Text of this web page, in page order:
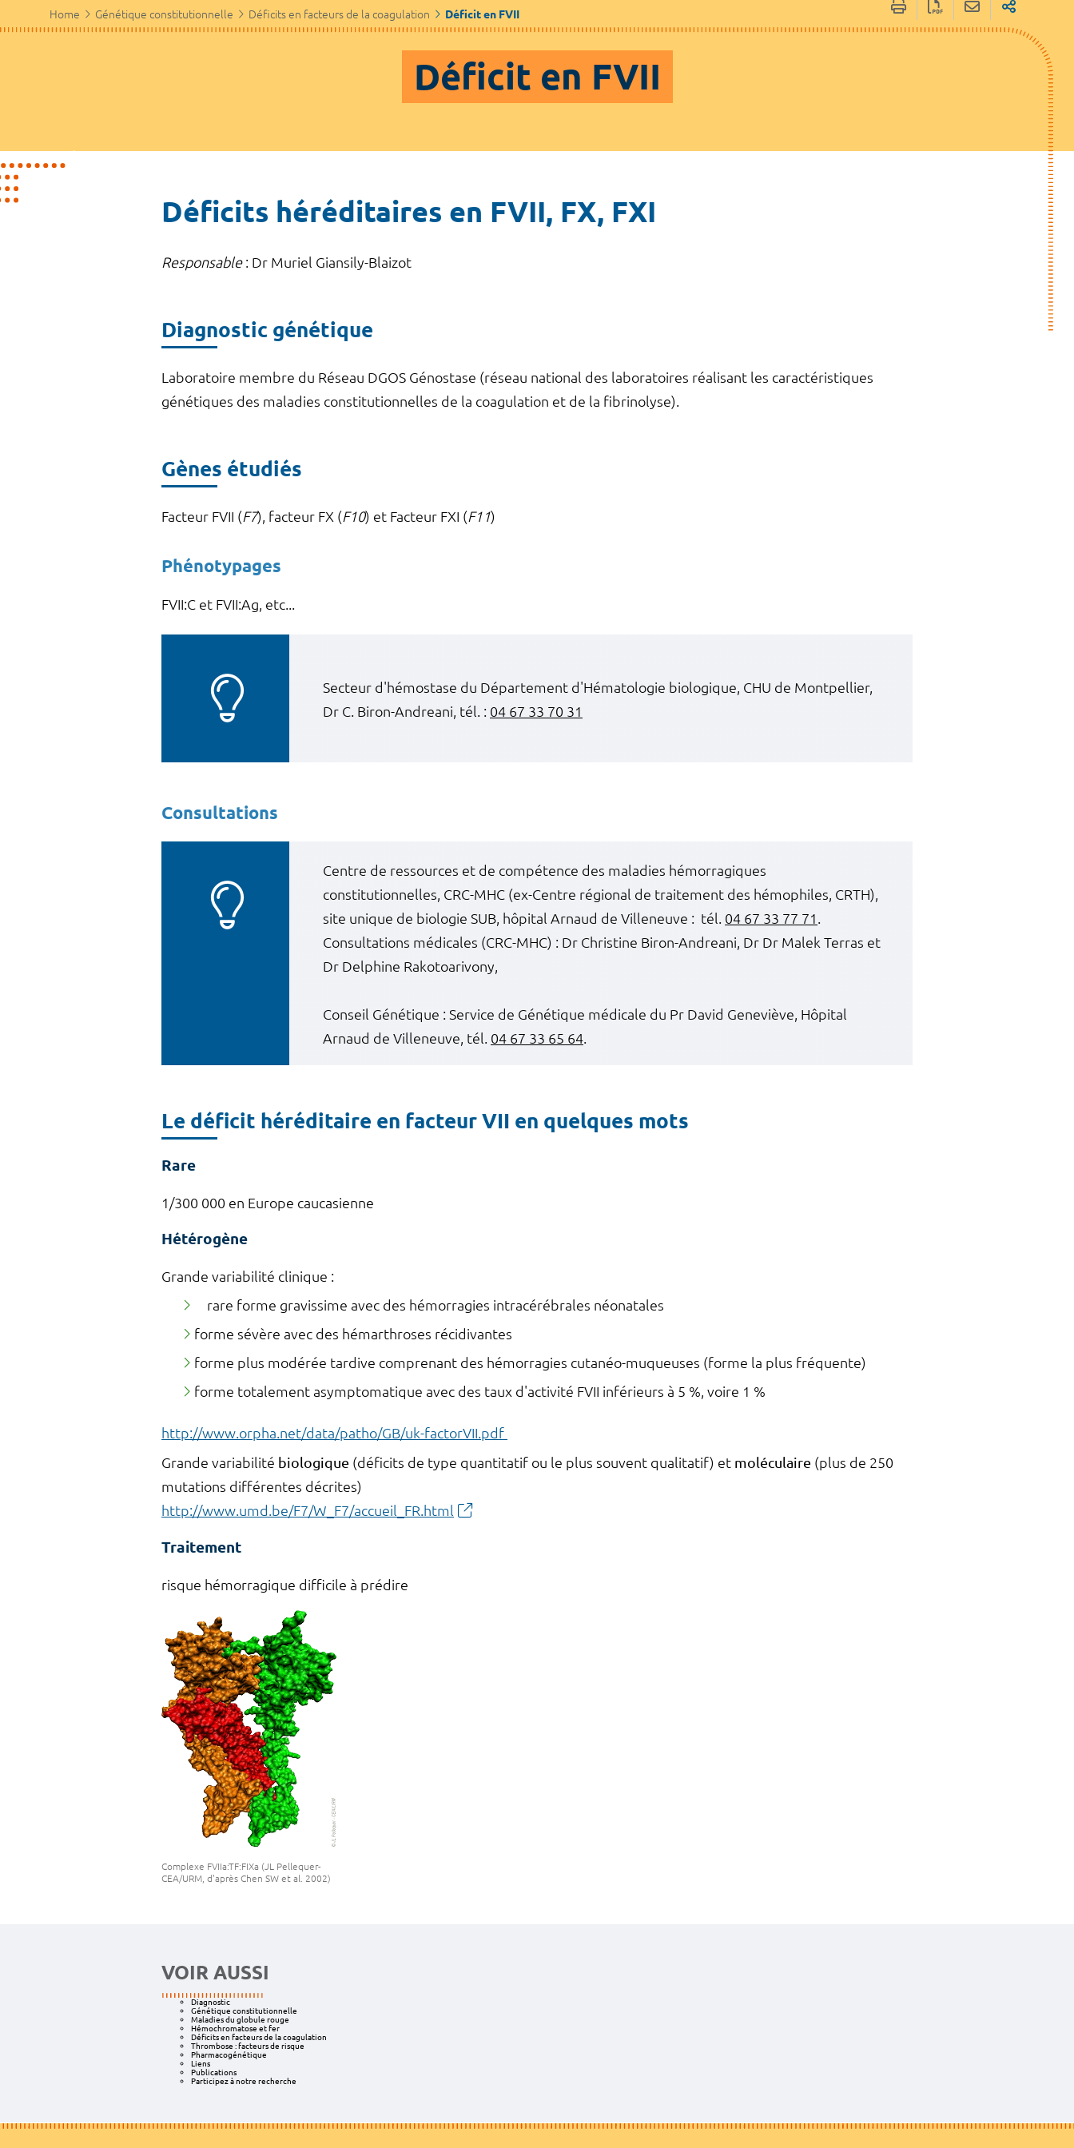
Home Génétique constitutionnelle Déficits en facteurs de la coagulation Déficit en FVII
Déficit en FVII
Déficits héréditaires en FVII, FX, FXI
Responsable: Dr Muriel Giansily-Blaizot
Diagnostic génétique
Laboratoire membre du Réseau DGOS Génostase (réseau national des laboratoires réalisant les caractéristiques
génétiques des maladies constitutionnelles de la coagulation et de la fibrinolyse).
Gènes étudiés
Facteur FVII (F7), facteur FX (F10) et Facteur FXI (F11)
Phénotypages
FVII:C et FVII:Ag, etc...
Secteur d'hémostase du Département d'Hématologie biologique, CHU de Montpellier,
Dr C. Biron-Andreani, tél. : 04 67 33 70 31
Consultations
Centre de ressources et de compétence des maladies hémorragiques
constitutionnelles, CRC-MHC (ex-Centre régional de traitement des hémophiles, CRTH),
site unique de biologie SUB, hôpital Arnaud de Villeneuve : tél. 04 67 33 77 71 .
Consultations médicales (CRC-MHC) : Dr Christine Biron-Andreani, Dr Dr Malek Terras et
Dr Delphine Rakotoarivony,
Conseil Génétique : Service de Génétique médicale du Pr David Geneviève, Hôpital
Arnaud de Villeneuve, tél. 04 67 33 65 64.
Le déficit héréditaire en facteur VII en quelques mots
Rare
1/300 000 en Europe caucasienne
Hétérogène
Grande variabilité clinique :
rare forme gravissime avec des hémorragies intracérébrales néonatales
forme sévère avec des hémarthroses récidivantes
forme plus modérée tardive comprenant des hémorragies cutanéo-muqueuses (forme la plus fréquente)
forme totalement asymptomatique avec des taux d'activité FVII inférieurs à 5 %, voire 1 %
http://www.orpha.net/data/patho/GB/uk-factorVII.pdf
Grande variabilité biologique (déficits de type quantitatif ou le plus souvent qualitatif) et moléculaire (plus de 250
mutations différentes décrites)
http://www.umd.be/F7/W_F7/accueil_FR.html
Traitement
risque hémorragique difficile à prédire
Complexe FVIIa:TF:FIXa (JL Pellequer-
CEA/URM, d'après Chen SW et al. 2002)
VOIR AUSSI
Diagnostic
Génétique constitutionnelle
Maladies du globule rouge
Hémochromatose et fer
Déficits en facteurs de la coagulation
Thrombose : facteurs de risque
Pharmacogénétique
Liens
Publications
Participez à notre recherche